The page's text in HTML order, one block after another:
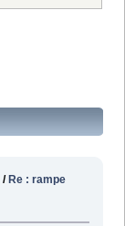
/Re : rampe